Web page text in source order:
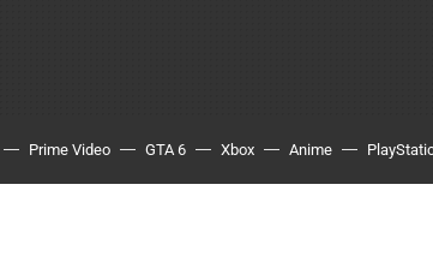
Prime Video GTA 6 Xbox Anime